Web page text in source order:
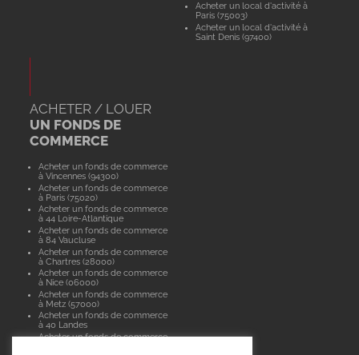
Acheter un local d'activité à
Paris (75003)
Acheter un local d'activité à
Saint Denis (97400)
ACHETER / LOUER
UN FONDS DE
COMMERCE
Acheter un fonds de commerce
à Vincennes (94300)
Acheter un fonds de commerce
à Paris (75020)
Acheter un fonds de commerce
à 44 Loire-Atlantique
Acheter un fonds de commerce
à 84 Vaucluse
Acheter un fonds de commerce
à Chartres (28000)
Acheter un fonds de commerce
à Nice (06000)
Acheter un fonds de commerce
à Metz (57000)
Acheter un fonds de commerce
à 40 Landes
Acheter un fonds de commerce